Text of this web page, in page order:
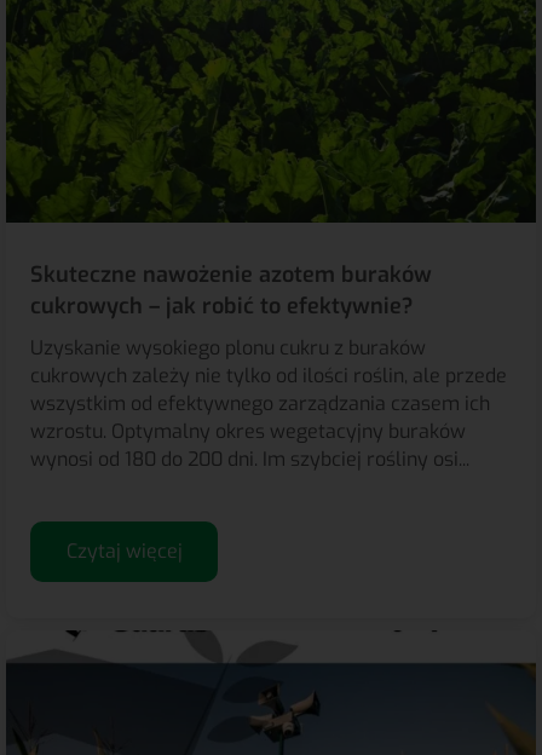
Skuteczne nawożenie azotem buraków
cukrowych – jak robić to efektywnie?
Uzyskanie wysokiego plonu cukru z buraków
cukrowych zależy nie tylko od ilości roślin, ale przede
wszystkim od efektywnego zarządzania czasem ich
wzrostu. Optymalny okres wegetacyjny buraków
wynosi od 180 do 200 dni. Im szybciej rośliny osi...
Czytaj więcej